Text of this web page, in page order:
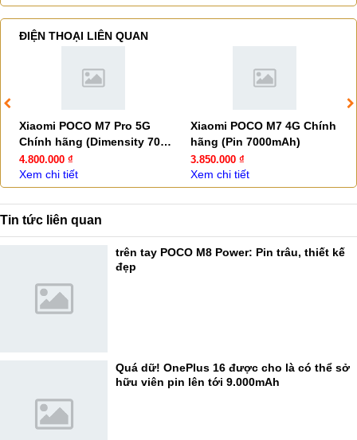
ĐIỆN THOẠI LIÊN QUAN
Xiaomi POCO M7 Pro 5G
Chính hãng (Dimensity 7025
Ultra)
4.800.000 ₫
Xem chi tiết
Xiaomi POCO M7 4G Chính
hãng (Pin 7000mAh)
3.850.000 ₫
Xem chi tiết
Tin tức liên quan
trên tay POCO M8 Power: Pin trâu, thiết kế
đẹp
Quá dữ! OnePlus 16 được cho là có thể sở
hữu viên pin lên tới 9.000mAh